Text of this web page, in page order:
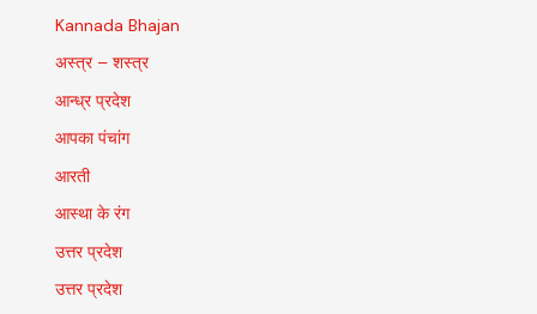
Kannada Bhajan
अस्त्र – शस्त्र
आन्ध्र प्रदेश
आपका पंचांग
आरती
आस्था के रंग
उत्तर प्रदेश
उत्तर प्रदेश